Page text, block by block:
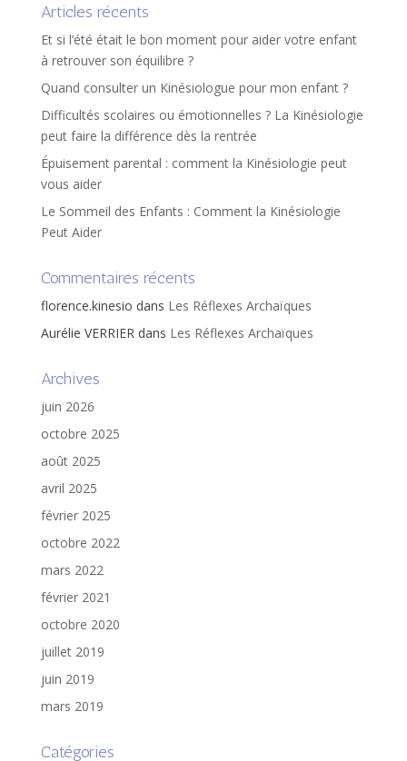
Articles récents
Et si l’été était le bon moment pour aider votre enfant
à retrouver son équilibre ?
Quand consulter un Kinésiologue pour mon enfant ?
Difficultés scolaires ou émotionnelles ? La Kinésiologie
peut faire la différence dès la rentrée
Épuisement parental : comment la Kinésiologie peut
vous aider
Le Sommeil des Enfants : Comment la Kinésiologie
Peut Aider
Commentaires récents
florence.kinesio dans Les Réflexes Archaïques
Aurélie VERRIER dans Les Réflexes Archaïques
Archives
juin 2026
octobre 2025
août 2025
avril 2025
février 2025
octobre 2022
mars 2022
février 2021
octobre 2020
juillet 2019
juin 2019
mars 2019
Catégories